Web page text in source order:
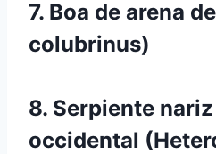
7. Boa de arena
colubrinus)
8. Serpiente
occidental